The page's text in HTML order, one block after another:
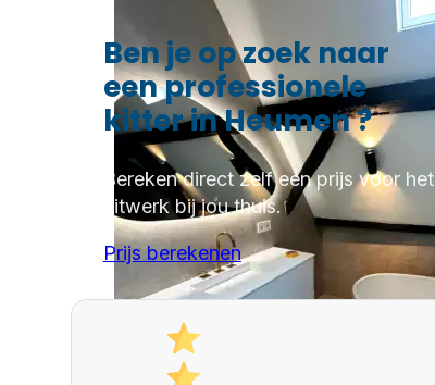
Ben je op zoek naar
een professionele
kitter in Heumen ?
Bereken direct zelf een prijs voor het
kitwerk bij jou thuis.
Prijs berekenen